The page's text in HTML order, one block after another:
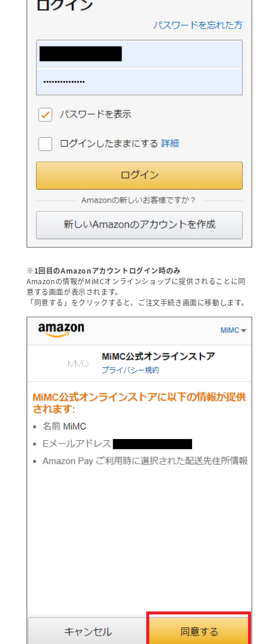
※1回目のAmazonアカウントログイン時のみ
Amazonの情報がMiMCオンラインショップに提供されることに同
意する画面が表示されます。
「同意する」をクリックすると、ご注文手続き画面に移動します。